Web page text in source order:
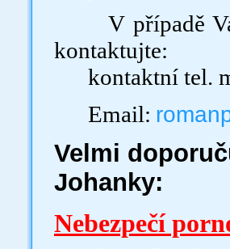
V případě
kontaktujte:
kontaktní tel.
Email:
Velmi
Johanky:
Nebezpečí